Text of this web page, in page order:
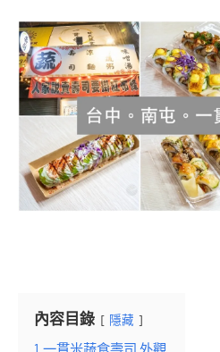
內容目錄 隱藏
1 一貫米蔬食壽司 外觀